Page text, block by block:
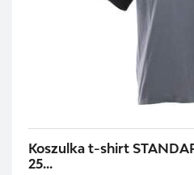
Koszulka t-shirt
25...